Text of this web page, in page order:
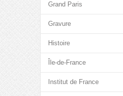
Grand Paris
Gravure
Histoire
Île-de-France
Institut de France